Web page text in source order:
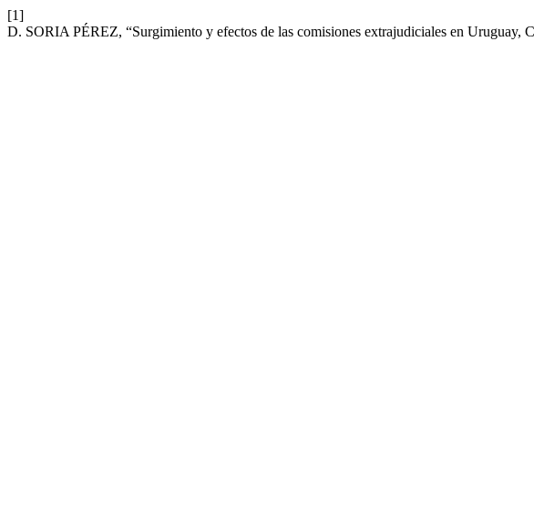
[1]
D. SORIA PÉREZ, “Surgimiento y efectos de las comisiones extrajudiciales en Uruguay,